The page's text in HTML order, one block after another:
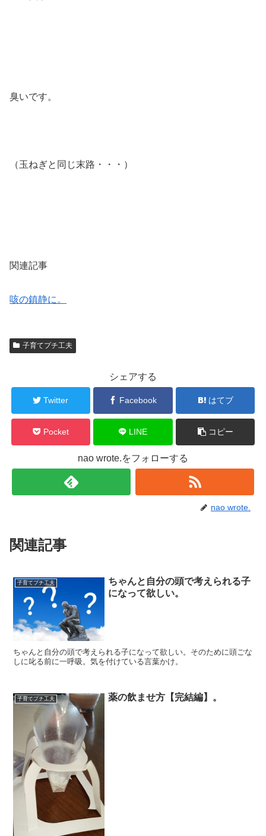
臭いです。
（玉ねぎと同じ末路・・・）
関連記事
咳の鎮静に。
子育てプチ工夫
シェアする
Twitter Facebook はてブ
Pocket LINE コピー
nao wrote.をフォローする
nao wrote.
関連記事
子育てプチ工夫
ちゃんと自分の頭で考えられる子
になって欲しい。
ちゃんと自分の頭で考えられる子になって欲しい。そのために頭ごな
しに叱る前に一呼吸。気を付けている言葉かけ。
子育てプチ工夫 薬の飲ませ方【完結編】。